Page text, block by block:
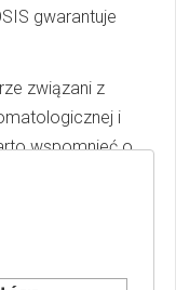
gwarantuje
związani z
i
wspomnieć o
Konferencja